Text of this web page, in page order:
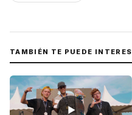
TAMBIÉN TE PUEDE
▶